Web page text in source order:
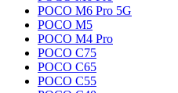
POCO M6 Pro 5G
POCO M5
POCO M4 Pro
POCO C75
POCO C65
POCO C55